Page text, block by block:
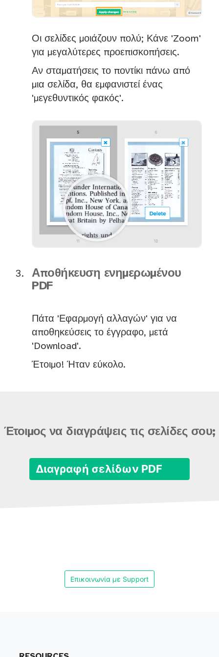
Οι σελίδες μοιάζουν πολύ; Κάνε 'Zoom'
για μεγαλύτερες προεπισκοπήσεις.
Αν σταματήσεις το ποντίκι πάνω από
μια σελίδα, θα εμφανιστεί ένας
'μεγεθυντικός φακός'.
Αποθήκευση ενημερωμένου
PDF
Πάτα 'Εφαρμογή αλλαγών' για να
αποθηκεύσεις το έγγραφο, μετά
'Download'.
Έτοιμο! Ήταν εύκολο.
Έτοιμος να διαγράψεις τις σελίδες σου;
Διαγραφή σελίδων PDF
Επικοινωνία με Support